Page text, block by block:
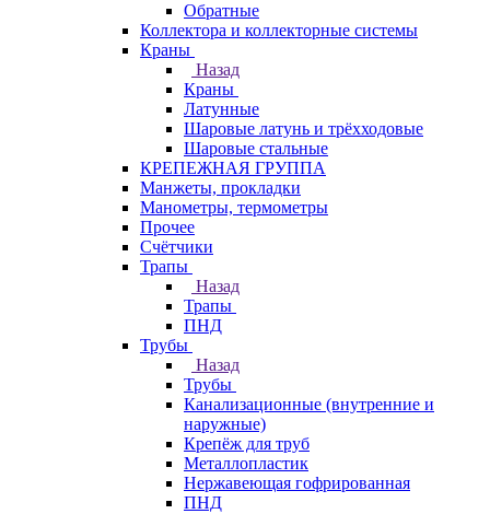
Обратные
Коллектора и коллекторные системы
Краны
Назад
Краны
Латунные
Шаровые латунь и трёхходовые
Шаровые стальные
КРЕПЕЖНАЯ ГРУППА
Манжеты, прокладки
Манометры, термометры
Прочее
Счётчики
Трапы
Назад
Трапы
ПНД
Трубы
Назад
Трубы
Канализационные (внутренние и
наружные)
Крепёж для труб
Металлопластик
Нержавеющая гофрированная
ПНД